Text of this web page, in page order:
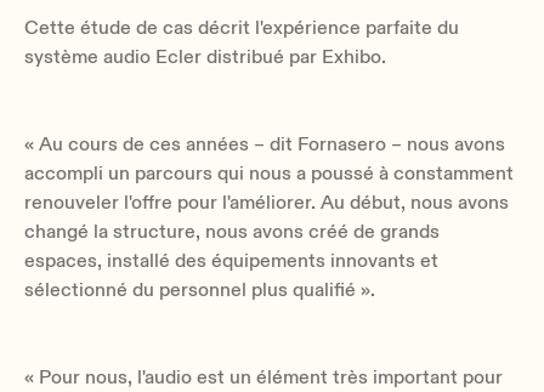
Cette étude de cas décrit l'expérience parfaite du
système audio Ecler distribué par Exhibo.
« Au cours de ces années – dit Fornasero – nous avons
accompli un parcours qui nous a poussé à constamment
renouveler l'offre pour l'améliorer. Au début, nous avons
changé la structure, nous avons créé de grands
espaces, installé des équipements innovants et
sélectionné du personnel plus qualifié ».
« Pour nous, l'audio est un élément très important pour